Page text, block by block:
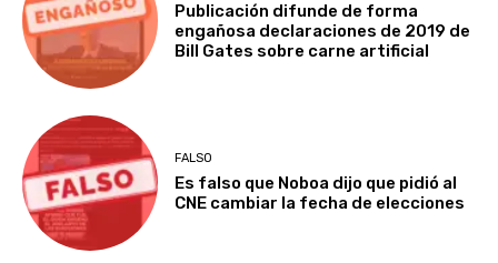
Publicación difunde de forma
engañosa declaraciones de 2019 de
Bill Gates sobre carne artificial
FALSO
Es falso que Noboa dijo que pidió al
CNE cambiar la fecha de elecciones